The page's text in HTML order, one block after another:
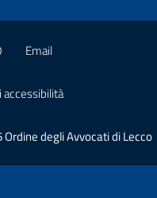
Email
accessibilità
Ordine degli Avvocati di Lecco